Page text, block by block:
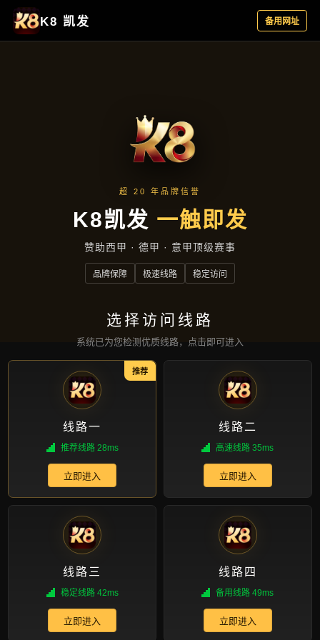
产品分类
首页 产品分类